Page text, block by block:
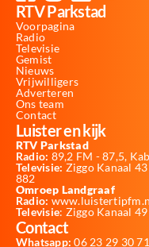
RTV Parkstad
Voorpagina
Radio
Televisie
Gemist
Nieuws
Vrijwilligers
Adverteren
Ons team
Contact
Luister en kijk
RTV Parkstad
Radio: 89,2 FM - 87,5,
Televisie: Ziggo Kanaal
882
Omroep Landgraaf
Radio:
Televisie: Ziggo Kanaal
Contact
Whatsapp: 06 23 29 30 71